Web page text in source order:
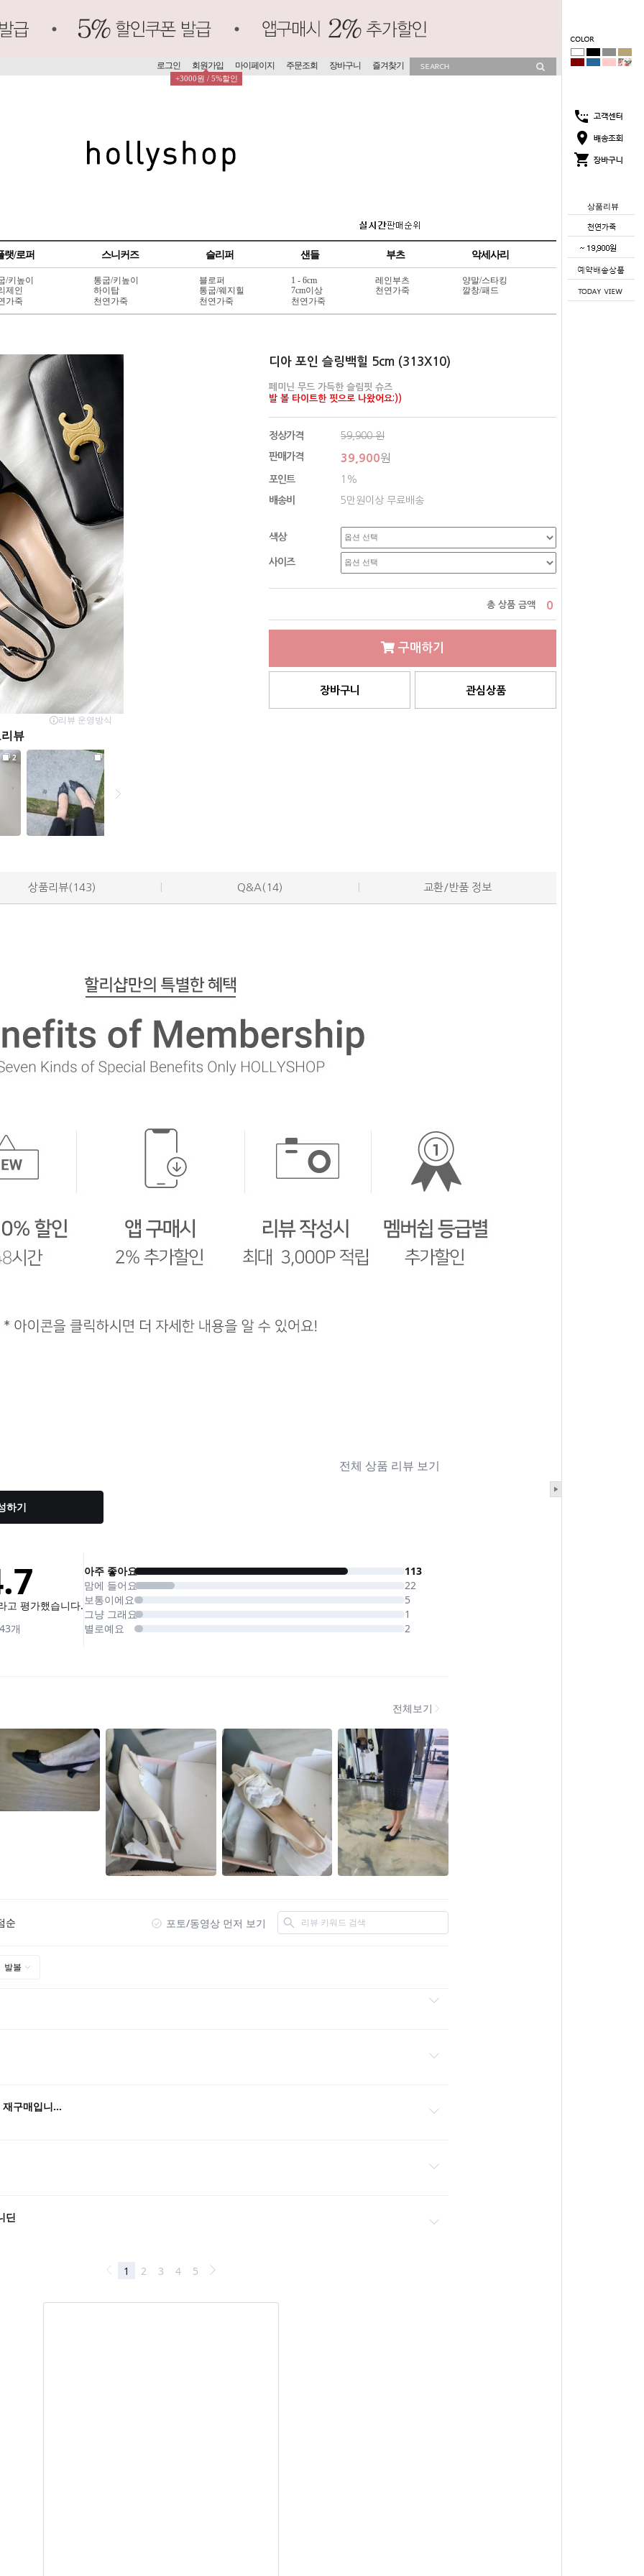
상품리뷰
로그인 회원가입
+3000원 / 5%할인
마이페이지 주문조회 장바구니 즐겨찾기
랫/로퍼 스니커즈 슬리퍼 샌들 부츠 악세사리
/키높이
제인
가죽
통굽/키높이
하이탑
천연가죽
블로퍼
통굽/웨지힐
천연가죽
1 - 6cm
7cm이상
천연가죽
레인부츠
천연가죽
양말/스타킹
깔창/패드
디아 포인 슬링백힐 5cm (313X10)
페미닌 무드 가득한 슬림핏 슈즈
발 볼 타이트한 핏으로 나왔어요:))
정상가격 59,900원
판매가격 39,900원
포인트 1%
배송비 5만원이상 무료배송
색상
사이즈
총 상품 금액 0
구매하기
장바구니 관심상품
상품리뷰(143) Q&A(14) 교환/반품 정보